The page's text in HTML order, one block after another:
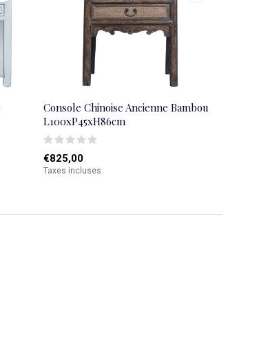
Console Chinoise Ancienne Bambou
L100xP45xH86cm
€825,00
Taxes incluses